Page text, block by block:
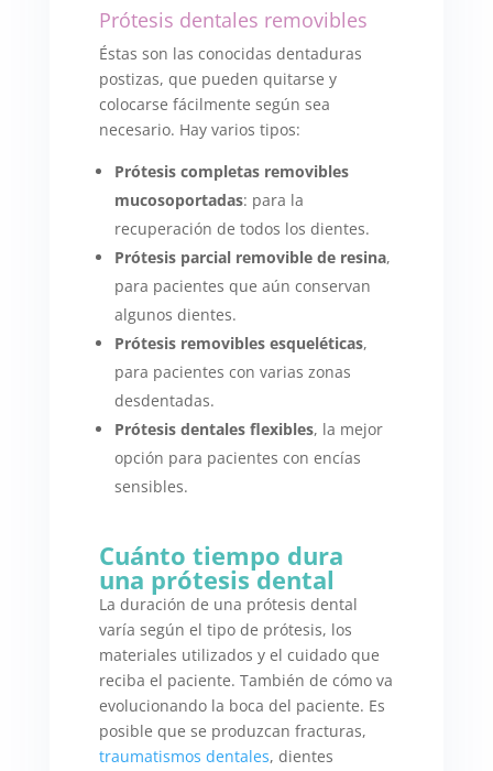
Prótesis dentales removibles
Éstas son las conocidas dentaduras
postizas, que pueden quitarse y
colocarse fácilmente según sea
necesario. Hay varios tipos:
Prótesis completas removibles
mucosoportadas: para la
recuperación de todos los dientes.
Prótesis parcial removible de resina,
para pacientes que aún conservan
algunos dientes.
Prótesis removibles esqueléticas,
para pacientes con varias zonas
desdentadas.
Prótesis dentales flexibles, la mejor
opción para pacientes con encías
sensibles.
Cuánto tiempo dura
una prótesis dental
La duración de una prótesis dental
varía según el tipo de prótesis, los
materiales utilizados y el cuidado que
reciba el paciente. También de cómo va
evolucionando la boca del paciente. Es
posible que se produzcan fracturas,
traumatismos dentales, dientes